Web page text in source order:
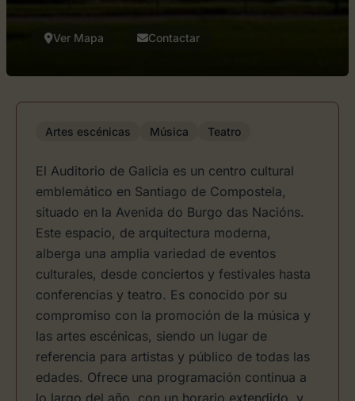
Ver Mapa Contactar
Artes escénicas Música Teatro
El Auditorio de Galicia es un centro cultural
emblemático en Santiago de Compostela,
situado en la Avenida do Burgo das Nacións.
Este espacio, de arquitectura moderna,
alberga una amplia variedad de eventos
culturales, desde conciertos y festivales hasta
conferencias y teatro. Es conocido por su
compromiso con la promoción de la música y
las artes escénicas, siendo un lugar de
referencia para artistas y público de todas las
edades. Ofrece una programación continua a
lo largo del año, con un horario extendido, y